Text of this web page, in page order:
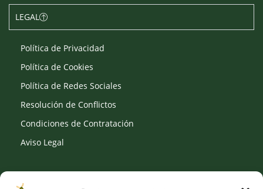
LEGAL
Política de Privacidad
Política de Cookies
Política de Redes Sociales
Resolución de Conflictos
Condiciones de Contratación
Aviso Legal